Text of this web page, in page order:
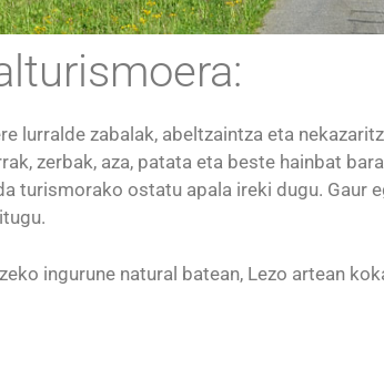
lurralde zabalak, abeltzaintza eta
zerbak, aza, patata eta beste hainbat
turismorako ostatu apala ireki dugu. Gaur
ingurune natural batean, Lezo artean